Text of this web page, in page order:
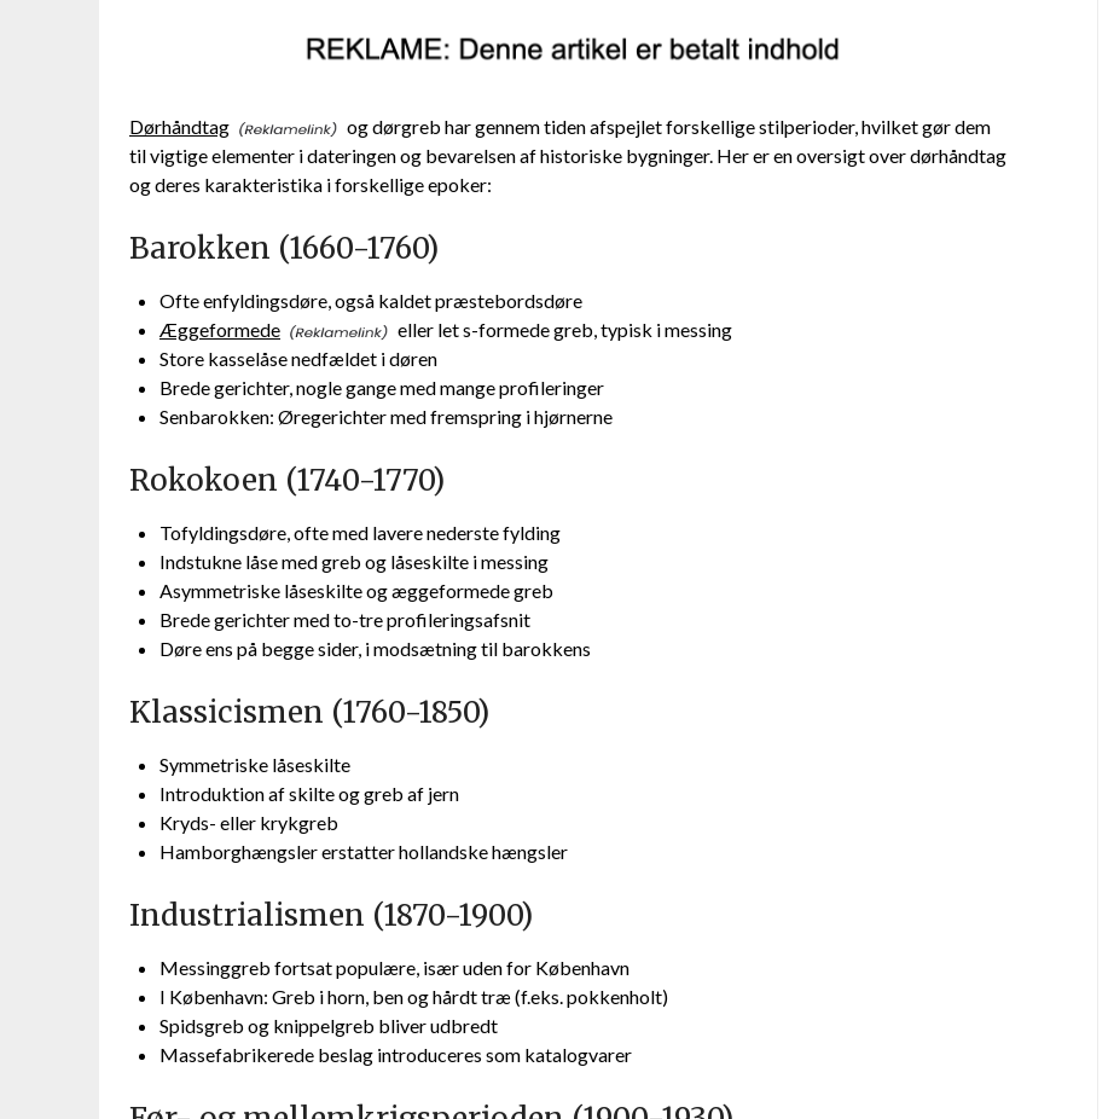
Dørhåndtag
og dørgreb har gennem tiden afspejlet forskellige stilperioder, hvilket gør dem
til vigtige elementer i dateringen og bevarelsen af historiske bygninger. Her er en oversigt over dørhåndtag
og deres karakteristika i forskellige epoker:
Barokken (1660-1760)
Ofte enfyldingsdøre, også kaldet præstebordsdøre
Æggeformede
eller let s-formede greb, typisk i messing
Store kasselåse nedfældet i døren
Brede gerichter, nogle gange med mange profileringer
Senbarokken: Øregerichter med fremspring i hjørnerne
Rokokoen (1740-1770)
Tofyldingsdøre, ofte med lavere nederste fylding
Indstukne låse med greb og låseskilte i messing
Asymmetriske låseskilte og æggeformede greb
Brede gerichter med to-tre profileringsafsnit
Døre ens på begge sider, i modsætning til barokkens
Klassicismen (1760-1850)
Symmetriske låseskilte
Introduktion af skilte og greb af jern
Kryds- eller krykgreb
Hamborghængsler erstatter hollandske hængsler
Industrialismen (1870-1900)
Messinggreb fortsat populære, især uden for København
I København: Greb i horn, ben og hårdt træ (f.eks. pokkenholt)
Spidsgreb og knippelgreb bliver udbredt
Massefabrikerede beslag introduceres som katalogvarer